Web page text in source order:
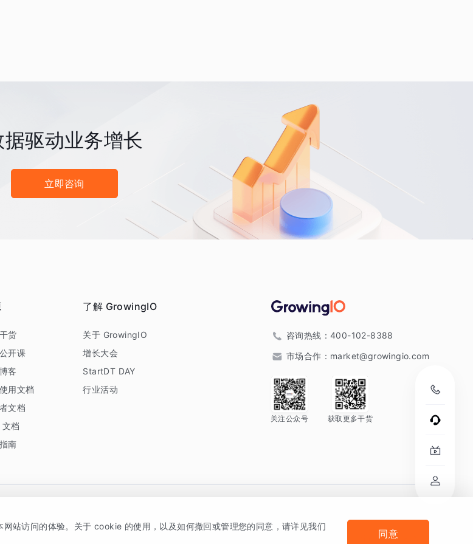
据驱动业务增长
立即咨询
货
开课
客
用文档
文档
文档
南
了解 GrowingIO
关于 GrowingIO
增长大会
StartDT DAY
行业活动
咨询热线： 400-102-8388
市场合作： market@growingio.com
关注公众号 获取更多干货
法律声明及隐私条款
站访问的体验。关于 cookie 的使用，以及如何撤回或管理您的同意，请详见我们
同意